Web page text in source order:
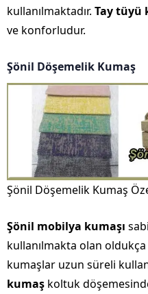
kullanılmaktadır. Tay tüyü
ve konforludur.
Şönil Döşemelik Kumaş
Şönil Döşemelik Kumaş
Şönil mobilya kumaşı
kullanılmakta olan oldukça
kumaşlar uzun süreli
kumaş koltuk